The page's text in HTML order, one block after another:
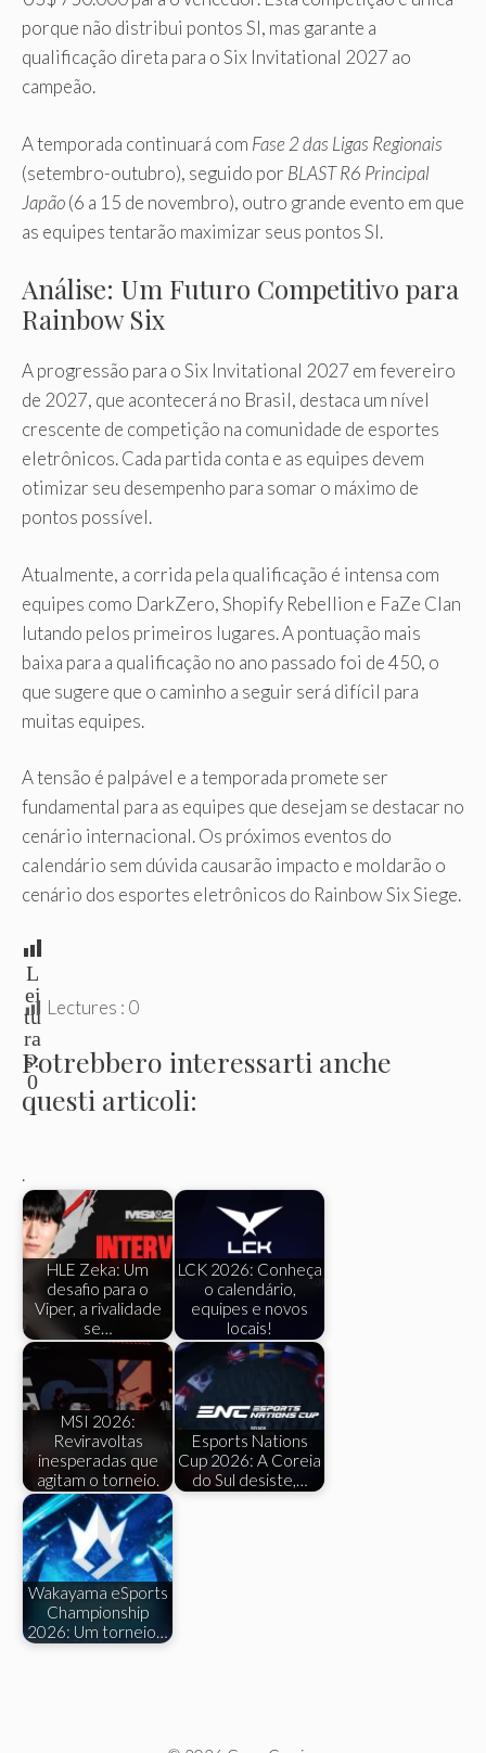
porque não distribui pontos SI, mas garante a
qualificação direta para o Six Invitational 2027 ao
campeão.
A temporada continuará com Fase 2 das Ligas Regionais
(setembro-outubro), seguido por BLAST R6 Principal
Japão(6 a 15 de novembro), outro grande evento em que
as equipes tentarão maximizar seus pontos SI.
Análise: Um Futuro Competitivo para
Rainbow Six
A progressão para o Six Invitational 2027 em fevereiro
de 2027, que acontecerá no Brasil, destaca um nível
crescente de competição na comunidade de esportes
eletrônicos. Cada partida conta e as equipes devem
otimizar seu desempenho para somar o máximo de
pontos possível.
Atualmente, a corrida pela qualificação é intensa com
equipes como DarkZero, Shopify Rebellion e FaZe Clan
lutando pelos primeiros lugares. A pontuação mais
baixa para a qualificação no ano passado foi de 450, o
que sugere que o caminho a seguir será difícil para
muitas equipes.
A tensão é palpável e a temporada promete ser
fundamental para as equipes que desejam se destacar no
cenário internacional. Os próximos eventos do
calendário sem dúvida causarão impacto e moldarão o
cenário dos esportes eletrônicos do Rainbow Six Siege.
L
ei
tu
ra
s:
0
Lectures : 0
Potrebbero interessarti anche
questi articoli:
.
HLE Zeka: Um
desafio para o
Viper, a rivalidade
se…
LCK 2026: Conheça
o calendário,
equipes e novos
locais!
MSI 2026:
Reviravoltas
inesperadas que
agitam o torneio.
Esports Nations
Cup 2026: A Coreia
do Sul desiste,…
Wakayama eSports
Championship
2026: Um torneio…